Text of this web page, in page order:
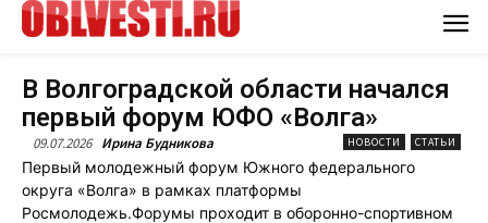
В Волгоградской области начался
первый форум ЮФО «Волга»
09.07.2026 Ирина Будникова НОВОСТИ СТАТЬИ
Первый молодежный форум Южного федерального
округа «Волга» в рамках платформы
Росмолодежь.Форумы проходит в оборонно-спортивном